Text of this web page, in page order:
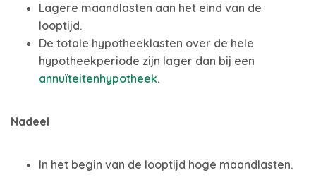
Lagere maandlasten aan het eind van de
looptijd.
De totale hypotheeklasten over de hele
hypotheekperiode zijn lager dan bij een
annuïteitenhypotheek.
Nadeel
In het begin van de looptijd hoge maandlasten.